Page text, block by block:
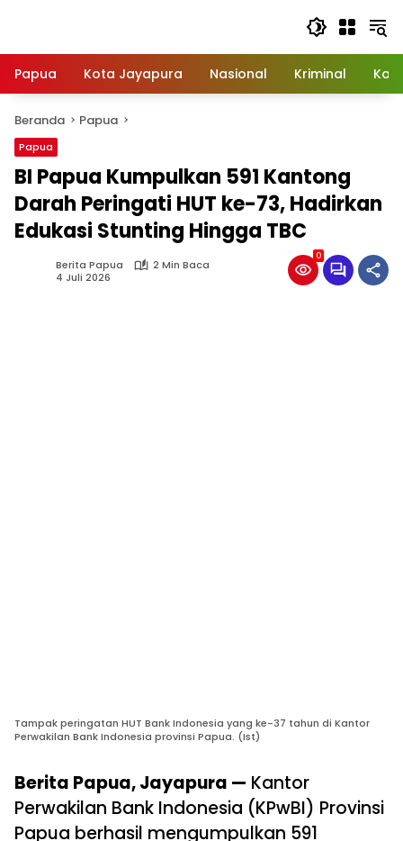
Papua
Kota Jayapura Nasional Kriminal
Beranda Papua
Papua
BI Papua Kumpulkan 591 Kantong
Darah Peringati HUT ke-73, Hadirkan
Edukasi Stunting Hingga TBC
Berita Papua
2 Min Baca
4 Juli 2026
0
Tampak peringatan HUT Bank Indonesia yang ke-37 tahun di Kantor
Perwakilan Bank Indonesia provinsi Papua. (Ist)
Berita Papua, Jayapura — Kantor
Perwakilan Bank Indonesia (KPwBI) Provinsi
Papua berhasil mengumpulkan 591